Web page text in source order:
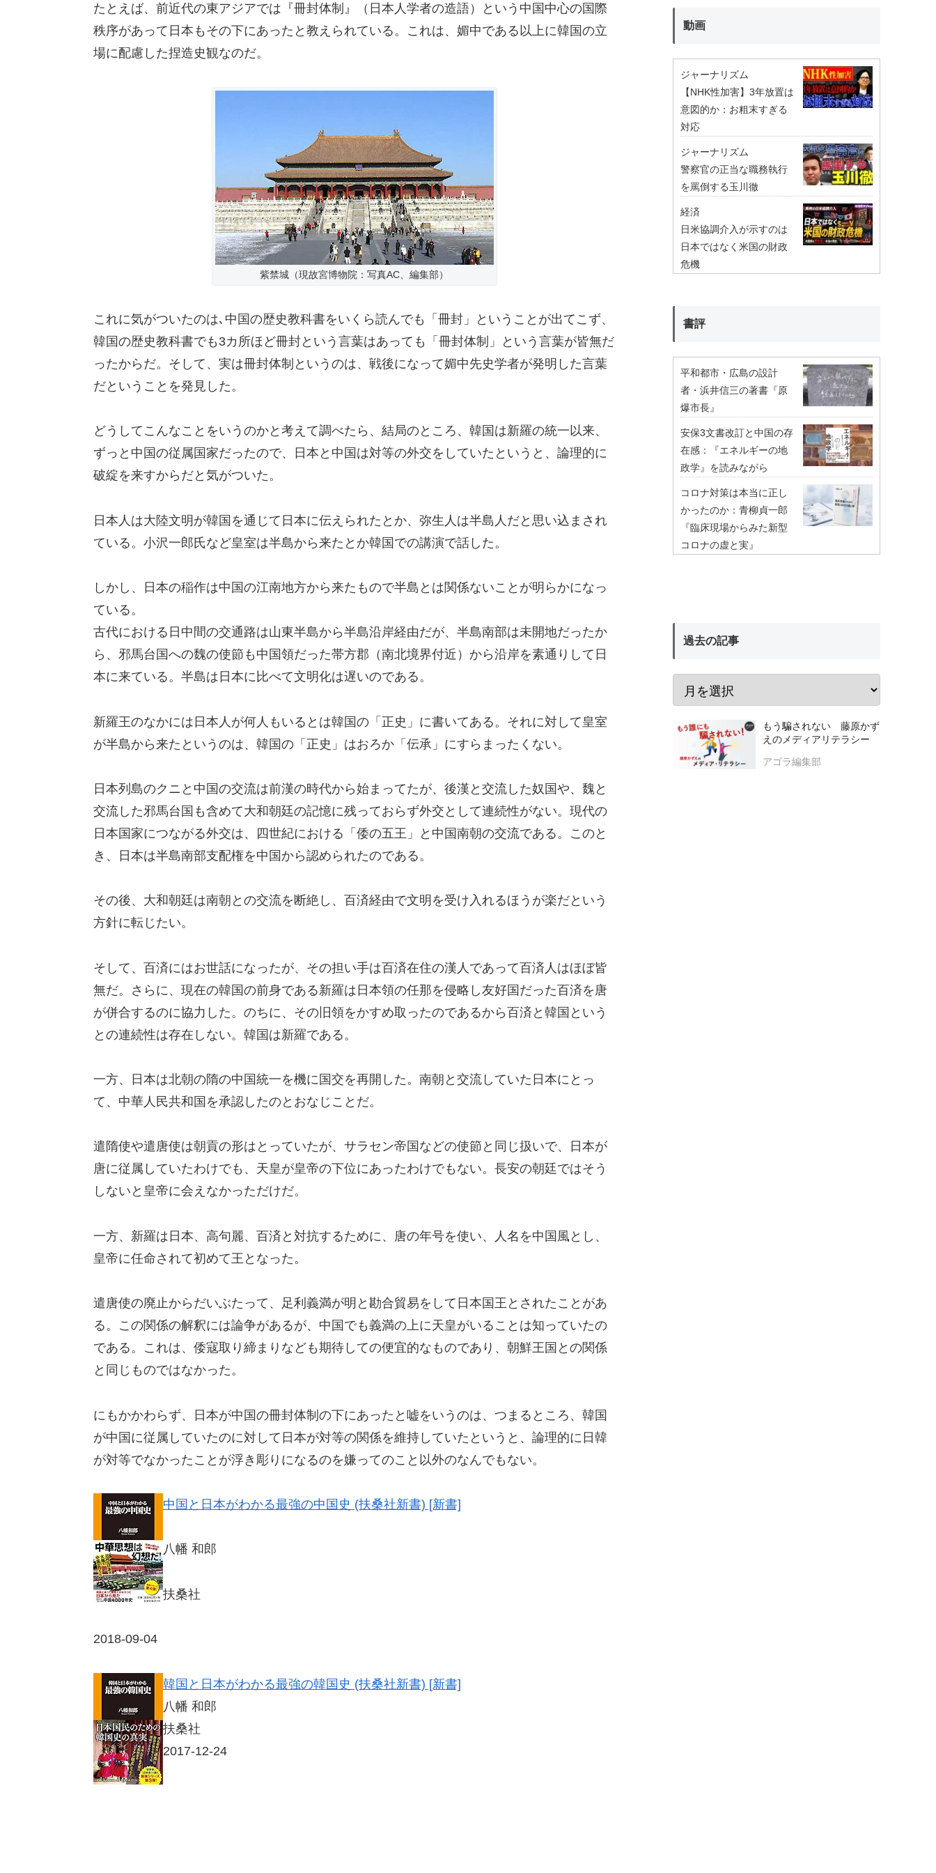
たとえば、前近代の東アジアでは『冊封体制』（日本人学者の造語）という中国中心の国際
秩序があって日本もその下にあったと教えられている。これは、媚中である以上に韓国の立
場に配慮した捏造史観なのだ。
紫禁城（現故宮博物院：写真AC、編集部）
これに気がついたのは､中国の歴史教科書をいくら読んでも「冊封」ということが出てこず、
韓国の歴史教科書でも3カ所ほど冊封という言葉はあっても「冊封体制」という言葉が皆無だ
ったからだ。そして、実は冊封体制というのは、戦後になって媚中先史学者が発明した言葉
だということを発見した。
どうしてこんなことをいうのかと考えて調べたら、結局のところ、韓国は新羅の統一以来、
ずっと中国の従属国家だったので、日本と中国は対等の外交をしていたというと、論理的に
破綻を来すからだと気がついた。
日本人は大陸文明が韓国を通じて日本に伝えられたとか、弥生人は半島人だと思い込まされ
ている。小沢一郎氏など皇室は半島から来たとか韓国での講演で話した。
しかし、日本の稲作は中国の江南地方から来たもので半島とは関係ないことが明らかになっ
ている。
古代における日中間の交通路は山東半島から半島沿岸経由だが、半島南部は未開地だったか
ら、邪馬台国への魏の使節も中国領だった帯方郡（南北境界付近）から沿岸を素通りして日
本に来ている。半島は日本に比べて文明化は遅いのである。
新羅王のなかには日本人が何人もいるとは韓国の「正史」に書いてある。それに対して皇室
が半島から来たというのは、韓国の「正史」はおろか「伝承」にすらまったくない。
日本列島のクニと中国の交流は前漢の時代から始まってたが、後漢と交流した奴国や、魏と
交流した邪馬台国も含めて大和朝廷の記憶に残っておらず外交として連続性がない。現代の
日本国家につながる外交は、四世紀における「倭の五王」と中国南朝の交流である。このと
き、日本は半島南部支配権を中国から認められたのである。
その後、大和朝廷は南朝との交流を断絶し、百済経由で文明を受け入れるほうが楽だという
方針に転じたい。
そして、百済にはお世話になったが、その担い手は百済在住の漢人であって百済人はほぼ皆
無だ。さらに、現在の韓国の前身である新羅は日本領の任那を侵略し友好国だった百済を唐
が併合するのに協力した。のちに、その旧領をかすめ取ったのであるから百済と韓国という
との連続性は存在しない。韓国は新羅である。
一方、日本は北朝の隋の中国統一を機に国交を再開した。南朝と交流していた日本にとっ
て、中華人民共和国を承認したのとおなじことだ。
遣隋使や遣唐使は朝貢の形はとっていたが、サラセン帝国などの使節と同じ扱いで、日本が
唐に従属していたわけでも、天皇が皇帝の下位にあったわけでもない。長安の朝廷ではそう
しないと皇帝に会えなかっただけだ。
一方、新羅は日本、高句麗、百済と対抗するために、唐の年号を使い、人名を中国風とし、
皇帝に任命されて初めて王となった。
遣唐使の廃止からだいぶたって、足利義満が明と勘合貿易をして日本国王とされたことがあ
る。この関係の解釈には論争があるが、中国でも義満の上に天皇がいることは知っていたの
である。これは、倭寇取り締まりなども期待しての便宜的なものであり、朝鮮王国との関係
と同じものではなかった。
にもかかわらず、日本が中国の冊封体制の下にあったと嘘をいうのは、つまるところ、韓国
が中国に従属していたのに対して日本が対等の関係を維持していたというと、論理的に日韓
が対等でなかったことが浮き彫りになるのを嫌ってのこと以外のなんでもない。
中国と日本がわかる最強の中国史 (扶桑社新書) [新書]
八幡 和郎
扶桑社
2018-09-04
韓国と日本がわかる最強の韓国史 (扶桑社新書) [新書]
八幡 和郎
扶桑社
2017-12-24
動画
ジャーナリズム
【NHK性加害】3年放置は
意図的か：お粗末すぎる
対応
ジャーナリズム
警察官の正当な職務執行
を罵倒する玉川徹
経済
日米協調介入が示すのは
日本ではなく米国の財政
危機
書評
平和都市・広島の設計
者・浜井信三の著書『原
爆市長』
安保3文書改訂と中国の存
在感：『エネルギーの地
政学』を読みながら
コロナ対策は本当に正し
かったのか：青柳貞一郎
『臨床現場からみた新型
コロナの虚と実』
過去の記事
もう騙されない 藤原かず
えのメディアリテラシー
アゴラ編集部